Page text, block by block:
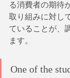
る消費者の期待
取り組みに対し
ていることが、
ます。
One of the